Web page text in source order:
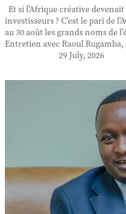
Et si l'Afrique créative
investisseurs ? C'est le pari de
au 30 août les grands noms de
Entretien avec Raoul
29 July, 2026